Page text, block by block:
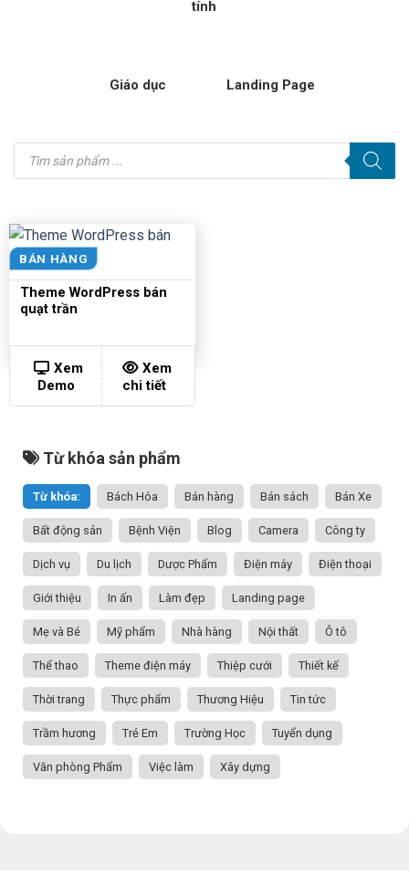
tính
Giáo dục Landing Page
Tìm
kiếm
sản
BÁN HÀNG
Theme WordPress bán
quạt trần
Xem
Demo
Xem
chi tiết
Từ khóa sản phẩm
Từ khóa: Bách Hóa Bán hàng Bán sách Bán Xe
Bất động sản Bệnh Viện Blog Camera Công ty
Dịch vụ Du lịch Dược Phẩm Điện máy Điện thoại
Giới thiệu In ấn Làm đẹp Landing page
Mẹ và Bé Mỹ phẩm Nhà hàng Nội thất Ô tô
Thể thao Theme điện máy Thiệp cưới Thiết kế
Thời trang Thực phẩm Thương Hiệu Tin tức
Trầm hương Trẻ Em Trường Học Tuyển dụng
Văn phòng Phẩm Việc làm Xây dựng